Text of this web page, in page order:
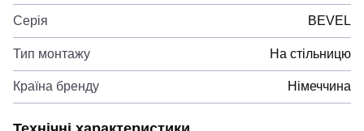
Серія BEVEL
Тип монтажу На стільницю
Країна бренду Німеччина